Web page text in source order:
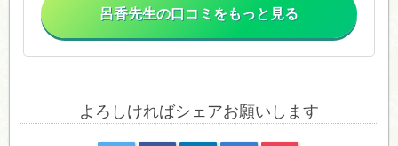
呂香先生の口コミをもっと見る
よろしければシェアお願いします